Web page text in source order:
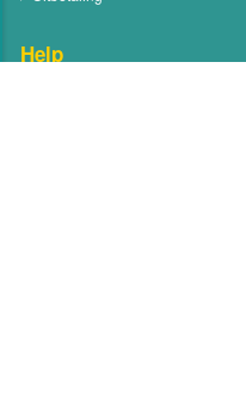
Help